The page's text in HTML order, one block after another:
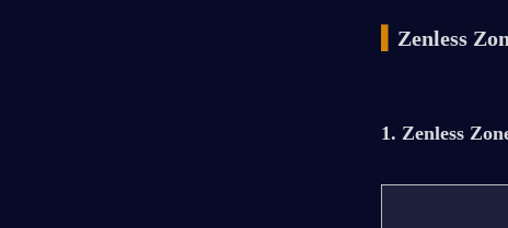
Zenless
1. Zenless